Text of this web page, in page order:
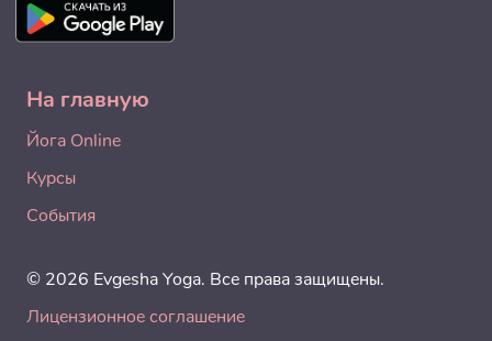
На главную
Йога Online
Курсы
События
© 2026 Evgesha Yoga. Все права защищены.
Лицензионное соглашение